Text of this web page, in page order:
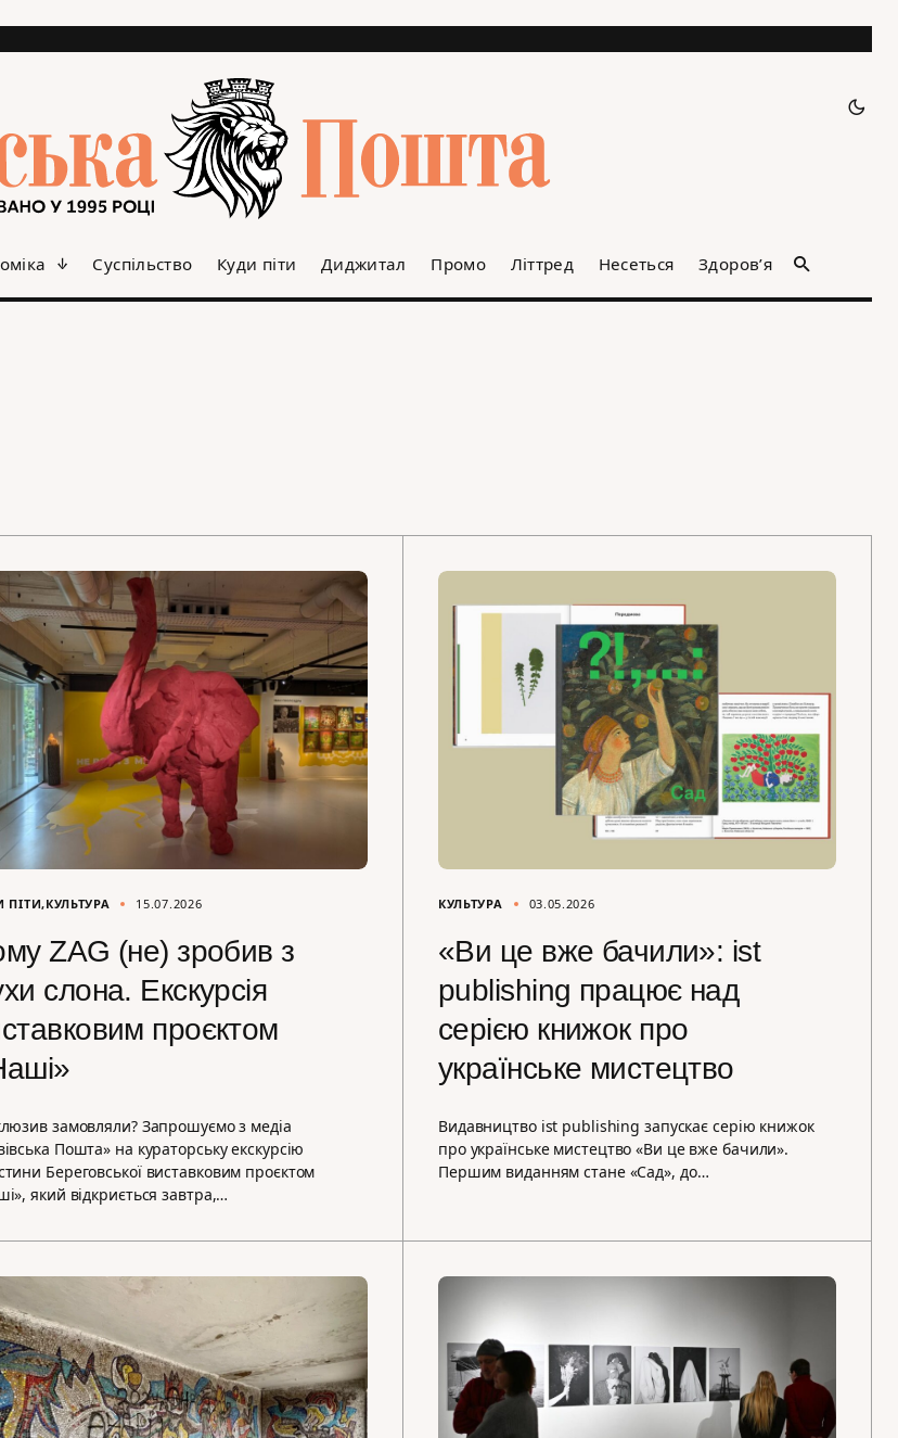
Суспільство Куди піти Диджитал Промо Літтред Несеться Здоров’я
ПІТИ КУЛЬТУРА 15.07.2026
ZAG (не) зробив з
слона. Екскурсія
проєктом
замовляли? Запрошуємо з медіа
Пошта» на кураторську екскурсію
Береговської виставковим проєктом
який відкриється завтра,…
КУЛЬТУРА 03.05.2026
«Ви це вже бачили»: ist
publishing працює над
серією книжок про
українське мистецтво
Видавництво ist publishing запускає серію книжок
про українське мистецтво «Ви це вже бачили».
Першим виданням стане «Сад», до…